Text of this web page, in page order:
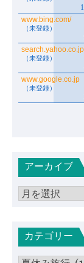
アーカイブ
ア
イカテゴリー